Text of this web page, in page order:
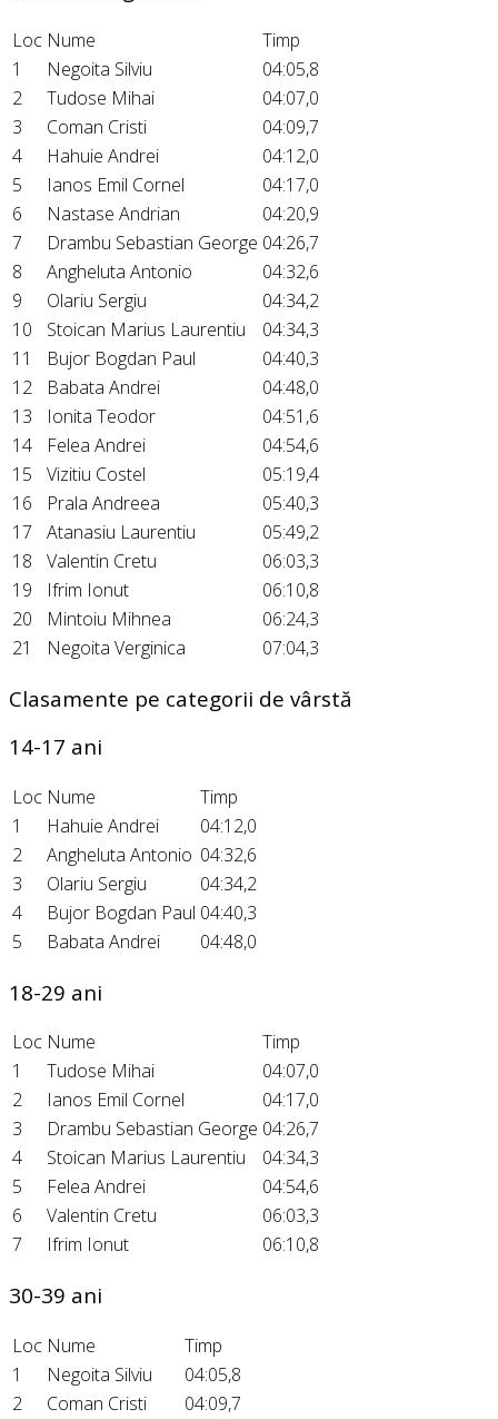
Loc Nume
Timp
1
Negoita Silviu
04:05,8
2
Tudose Mihai
04:07,0
3
Coman Cristi
04:09,7
4
Hahuie Andrei
04:12,0
5
Ianos Emil Cornel
04:17,0
6
Nastase Andrian
04:20,9
7
Drambu Sebastian George 04:26,7
8
Angheluta Antonio
04:32,6
9
Olariu Sergiu
04:34,2
10
Stoican Marius Laurentiu
04:34,3
11
Bujor Bogdan Paul
04:40,3
12
Babata Andrei
04:48,0
13
Ionita Teodor
04:51,6
14
Felea Andrei
04:54,6
15
Vizitiu Costel
05:19,4
16
Prala Andreea
05:40,3
17
Atanasiu Laurentiu
05:49,2
18
Valentin Cretu
06:03,3
19
Ifrim Ionut
06:10,8
20
Mintoiu Mihnea
06:24,3
21
Negoita Verginica 07:04,3
Clasamente pe categorii de vârstă
14-17 ani
Loc Nume
Timp
1
Hahuie Andrei
04:12,0
2
Angheluta Antonio 04:32,6
3
Olariu Sergiu
04:34,2
4
Bujor Bogdan Paul 04:40,3
5
Babata Andrei 04:48,0
18-29 ani
Loc Nume
Timp
1
Tudose Mihai
04:07,0
2
Ianos Emil Cornel
04:17,0
3
Drambu Sebastian George 04:26,7
4
Stoican Marius Laurentiu
04:34,3
5
Felea Andrei
04:54,6
6
Valentin Cretu
06:03,3
7
Ifrim Ionut 06:10,8
30-39 ani
Loc Nume
Timp
1
Negoita Silviu
04:05,8
2
Coman Cristi 04:09,7